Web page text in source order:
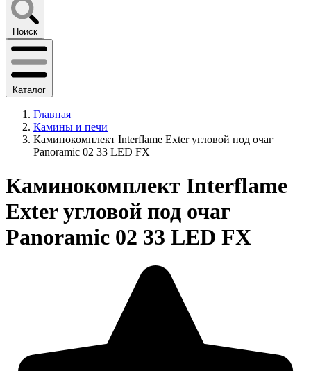
Поиск
Каталог
Главная
Камины и печи
Каминокомплект Interflame Exter угловой под очаг
Panoramic 02 33 LED FX
Каминокомплект Interflame
Exter угловой под очаг
Panoramic 02 33 LED FX